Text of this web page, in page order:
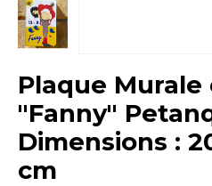
Plaque Murale
"Fanny"
Dimensions :
cm